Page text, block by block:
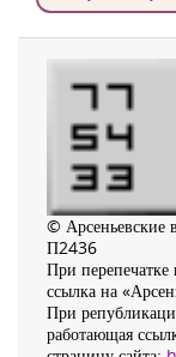
© Арсеньевские
П2436
При
ссылка на
При
работающая